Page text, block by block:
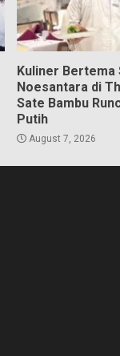
Kuliner Bertema
Noesantara di
Sate Bambu
Putih
August 7, 2026